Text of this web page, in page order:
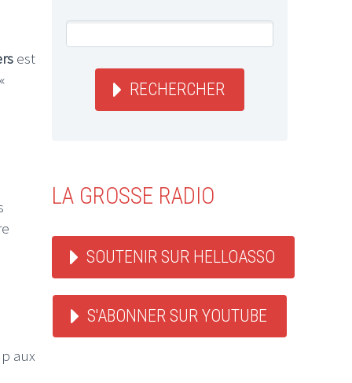
est
aux
RECHERCHER
LA GROSSE RADIO
SOUTENIR SUR HELLOASSO
S'ABONNER SUR YOUTUBE